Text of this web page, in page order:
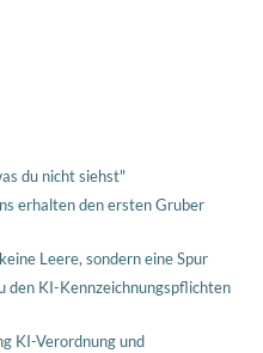
du nicht siehst"
erhalten den ersten Gruber
Leere, sondern eine Spur
den KI-Kennzeichnungspflichten
KI-Verordnung und